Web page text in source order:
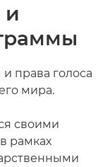
и
права голоса
мира.
своими
рамках